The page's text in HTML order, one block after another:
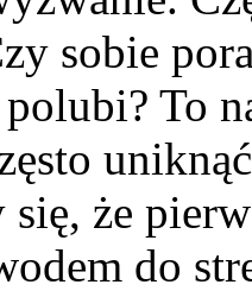
sobie
To
się, że
do